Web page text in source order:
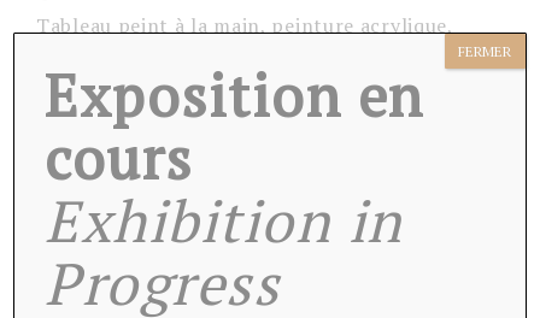
Tableau peint à la main, peinture acrylique,
feuille à doré et finition vernis haute brillance.
Format carré de 50×50 cm, peut être accroché
grâce à son attache au dos.
Tableau daté, signé et tamponné.
Mes peintures apporteront une touche unique
Livré avec son certificat d’authenticité et
Exposition en
cours
Exhibition in
Progress
FERMER